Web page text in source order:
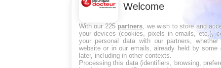
Welcome
With our 225 partners , we wish to store and
your devices (cookies, pixels in emails, etc.),
your personal data with our partners,
website or in our emails, already held by some
later, including in other contexts.
Processing this data (identifiers, browsing,